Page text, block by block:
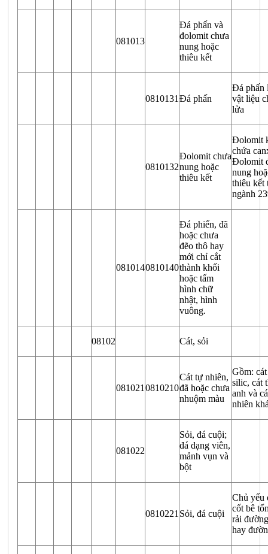
081013
Đá phấn và
đolomit chưa
nung hoặc
thiêu kết
0810131 Đá phấn
Đá phấn
vật liệu
lửa
0810132
Đolomit chưa
nung hoặc
thiêu kết
Đolomit
chứa
Đolomit
nung
thiêu kết
ngành
0810140810140
Đá phiến, đã
hoặc chưa
đẽo thô hay
mới chỉ cắt
thành khối
hoặc tấm
hình chữ
nhật, hình
vuông.
08102 Cát, sỏi
081021 0810210
Cát tự nhiên,
đã hoặc chưa
nhuộm màu
Gồm:
silic, cát
anh và
nhiên
081022
Sỏi, đá cuội;
đá dạng viên,
mảnh vụn và
bột
0810221 Sỏi, đá cuội
Chủ yếu
cốt bê
rải
hay